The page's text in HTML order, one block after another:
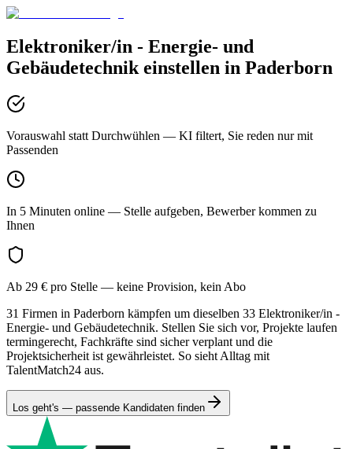
Elektroniker/in - Energie- und
Gebäudetechnik einstellen in Paderborn
Vorauswahl statt Durchwühlen — KI filtert, Sie reden nur mit
Passenden
In 5 Minuten online — Stelle aufgeben, Bewerber kommen zu
Ihnen
Ab 29 € pro Stelle — keine Provision, kein Abo
31 Firmen in Paderborn kämpfen um dieselben 33 Elektroniker/in -
Energie- und Gebäudetechnik. Stellen Sie sich vor, Projekte laufen
termingerecht, Fachkräfte sind sicher verplant und die
Projektsicherheit ist gewährleistet. So sieht Alltag mit
TalentMatch24 aus.
Los geht's — passende Kandidaten finden